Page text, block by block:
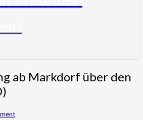
ab Markdorf über den